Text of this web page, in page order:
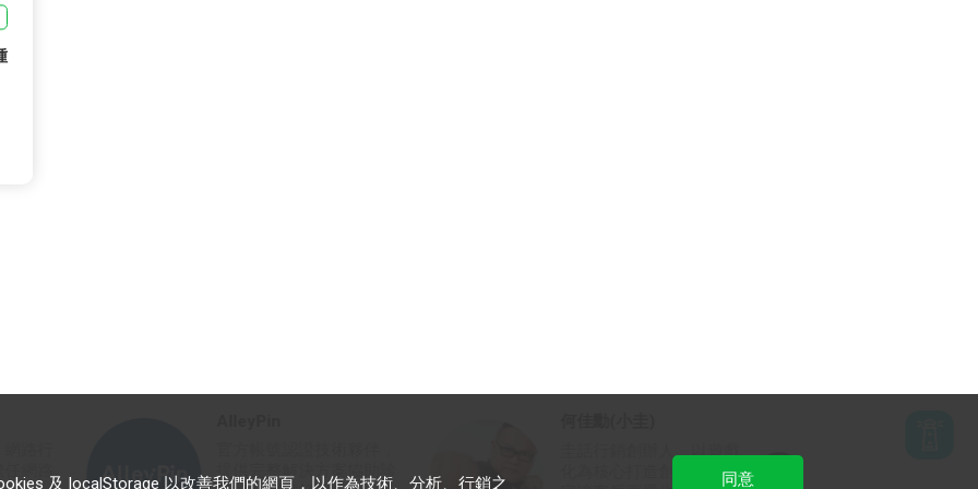
化為核心打造創意行銷內
來來來數位行銷負責人，
專精於電商產業廣告，戰
及 localStorage 以改善我們的網頁，以作為技術、分析、行銷之 同意